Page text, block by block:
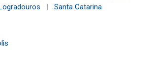
| Santa Catarina